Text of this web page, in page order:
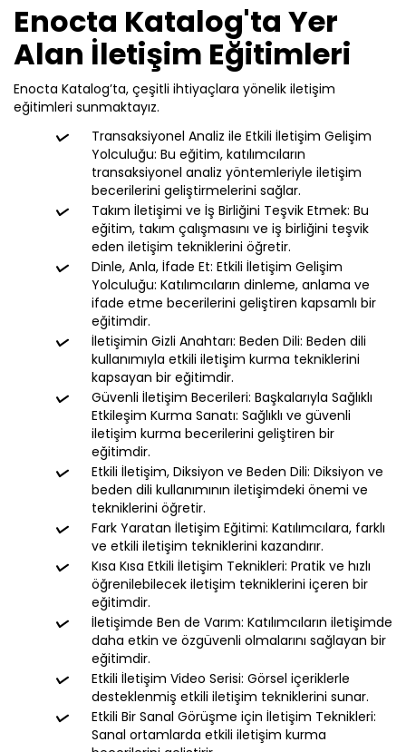
Enocta Katalog'ta Yer
Alan İletişim Eğitimleri
Enocta Katalog’ta, çeşitli ihtiyaçlara yönelik iletişim
eğitimleri sunmaktayız.
Transaksiyonel Analiz ile Etkili İletişim Gelişim
Yolculuğu: Bu eğitim, katılımcıların
transaksiyonel analiz yöntemleriyle iletişim
becerilerini geliştirmelerini sağlar.
Takım İletişimi ve İş Birliğini Teşvik Etmek: Bu
eğitim, takım çalışmasını ve iş birliğini teşvik
eden iletişim tekniklerini öğretir.
Dinle, Anla, İfade Et: Etkili İletişim Gelişim
Yolculuğu: Katılımcıların dinleme, anlama ve
ifade etme becerilerini geliştiren kapsamlı bir
eğitimdir.
İletişimin Gizli Anahtarı: Beden Dili: Beden dili
kullanımıyla etkili iletişim kurma tekniklerini
kapsayan bir eğitimdir.
Güvenli İletişim Becerileri: Başkalarıyla Sağlıklı
Etkileşim Kurma Sanatı: Sağlıklı ve güvenli
iletişim kurma becerilerini geliştiren bir
eğitimdir.
Etkili İletişim, Diksiyon ve Beden Dili: Diksiyon ve
beden dili kullanımının iletişimdeki önemi ve
tekniklerini öğretir.
Fark Yaratan İletişim Eğitimi: Katılımcılara, farklı
ve etkili iletişim tekniklerini kazandırır.
Kısa Kısa Etkili İletişim Teknikleri: Pratik ve hızlı
öğrenilebilecek iletişim tekniklerini içeren bir
eğitimdir.
İletişimde Ben de Varım: Katılımcıların iletişimde
daha etkin ve özgüvenli olmalarını sağlayan bir
eğitimdir.
Etkili İletişim Video Serisi: Görsel içeriklerle
desteklenmiş etkili iletişim tekniklerini sunar.
Etkili Bir Sanal Görüşme için İletişim Teknikleri:
Sanal ortamlarda etkili iletişim kurma